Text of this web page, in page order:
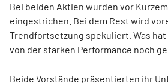
Bei beiden Aktien wurden vor
eingestrichen. Bei dem Rest wird
Trendfortsetzung spekuliert. Was hat
von der starken Performance noch
Beide Vorstände präsentierten ihr